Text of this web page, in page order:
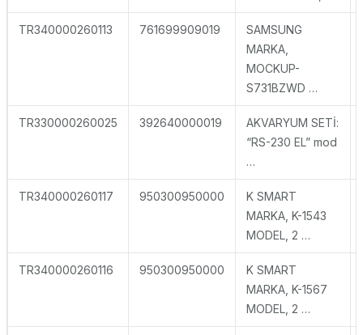
TR340000260113 761699909019
SAMSUNG
MARKA,
MOCKUP-
S731BZWD …
TR330000260025 392640000019
AKVARYUM SETİ:
“RS-230 EL” mod
…
TR340000260117 950300950000
K SMART
MARKA, K-1543
MODEL, 2 …
TR340000260116 950300950000
K SMART
MARKA, K-1567
MODEL, 2 …